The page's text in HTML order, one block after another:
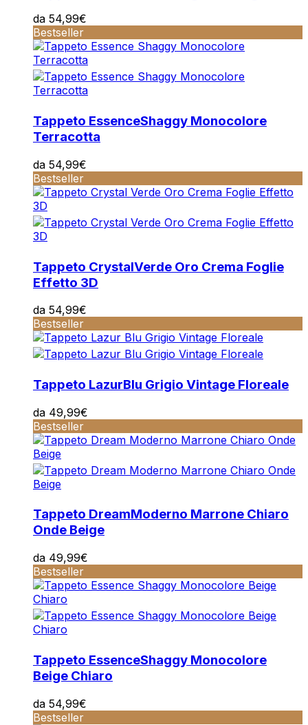
da 54,99€
Bestseller
Tappeto EssenceShaggy Monocolore
Terracotta
da 54,99€
Bestseller
Tappeto CrystalVerde Oro Crema Foglie
Effetto 3D
da 54,99€
Bestseller
Tappeto LazurBlu Grigio Vintage Floreale
da 49,99€
Bestseller
Tappeto DreamModerno Marrone Chiaro
Onde Beige
da 49,99€
Bestseller
Tappeto EssenceShaggy Monocolore
Beige Chiaro
da 54,99€
Bestseller